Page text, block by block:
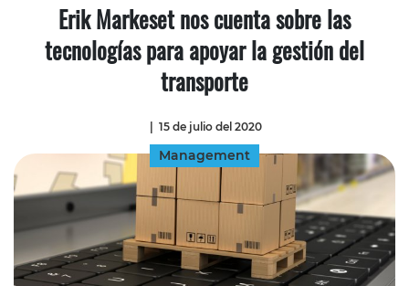
Erik Markeset nos cuenta sobre las
tecnologías para apoyar la gestión del
transporte
| 15 de julio del 2020
Management